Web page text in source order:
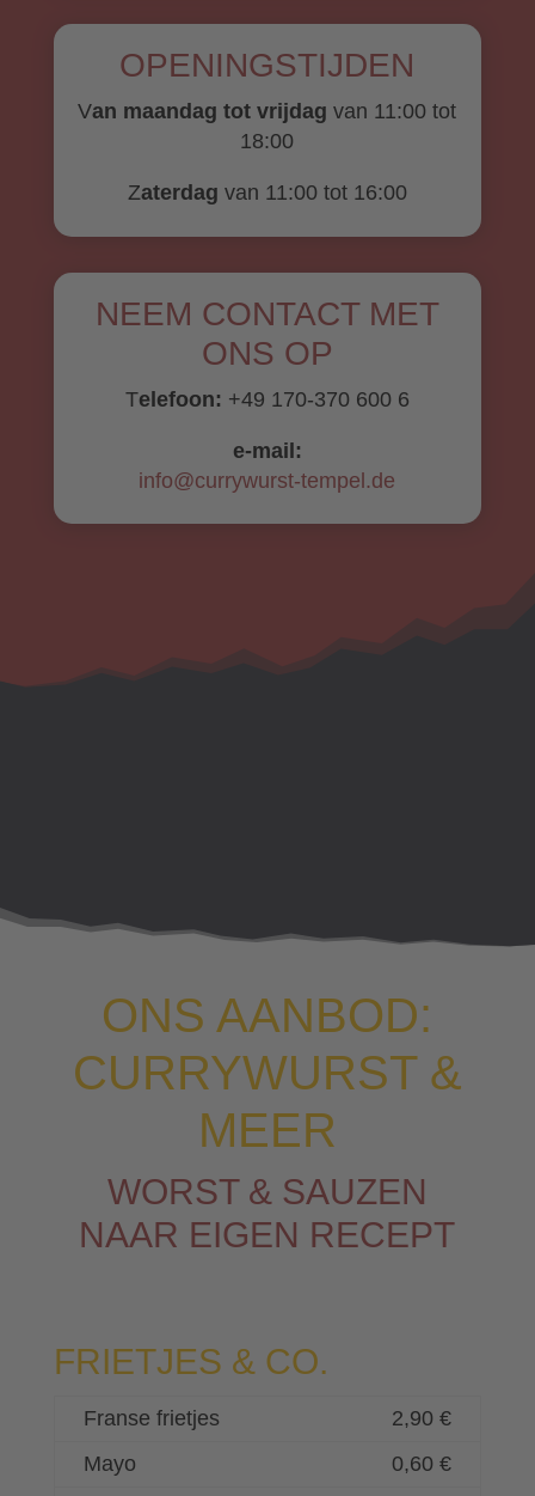
OPENINGSTIJDEN
Van maandag tot vrijdag van 11:00 tot
18:00
Zaterdag van 11:00 tot 16:00
NEEM CONTACT MET
ONS OP
Telefoon: +49 170-370 600 6
e-mail:
info@currywurst-tempel.de
ONS AANBOD:
CURRYWURST &
MEER
WORST & SAUZEN
NAAR EIGEN RECEPT
FRIETJES & CO.
Franse frietjes
2,90 €
Mayo
0,60 €